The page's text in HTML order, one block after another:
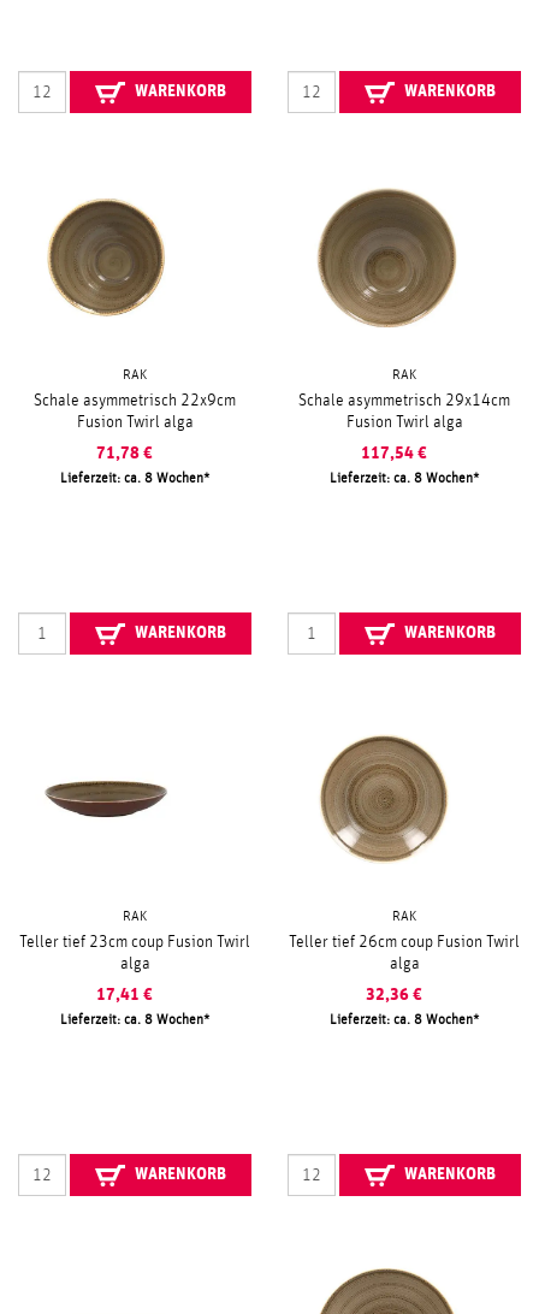
WARENKORB WARENKORB
RAK
Schale asymmetrisch 22x9cm
Fusion Twirl alga
71,78 €
Lieferzeit: ca. 8 Wochen
WARENKORB
RAK
Schale asymmetrisch 29x14cm
Fusion Twirl alga
117,54 €
Lieferzeit: ca. 8 Wochen
WARENKORB
RAK
Teller tief 23cm coup Fusion Twirl
alga
17,41 €
Lieferzeit: ca. 8 Wochen
WARENKORB
RAK
Teller tief 26cm coup Fusion Twirl
alga
32,36 €
Lieferzeit: ca. 8 Wochen
WARENKORB